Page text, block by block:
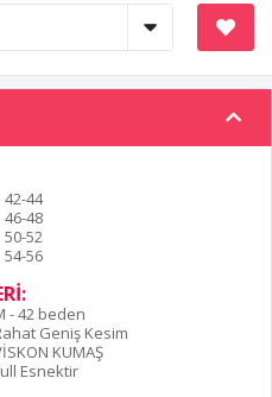
42-44
46-48
50-52
54-56
- 42 beden
Geniş Kesim
KUMAŞ
Esnektir